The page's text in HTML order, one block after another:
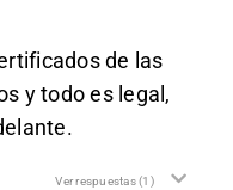
de las
y todo es legal,
Ver respuestas(1)